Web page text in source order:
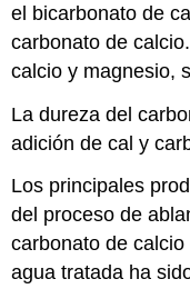
el bicarbonato de
carbonato de
calcio y magnesio,
La dureza del
adición de cal y
Los principales
del proceso de
carbonato de
agua tratada ha